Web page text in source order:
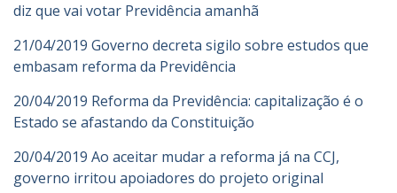
diz que vai votar Previdência amanhã
21/04/2019 Governo decreta sigilo sobre estudos que
embasam reforma da Previdência
20/04/2019 Reforma da Previdência: capitalização é o
Estado se afastando da Constituição
20/04/2019 Ao aceitar mudar a reforma já na CCJ,
governo irritou apoiadores do projeto original